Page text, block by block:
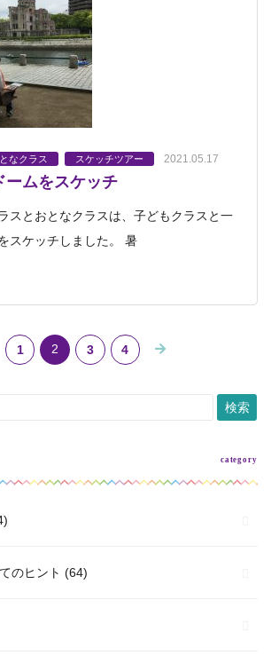
なクラス スケッチツアー 2021.05.17
ームをスケッチ
スとおとなクラスは、子どもクラスと一
スケッチしました。 暑
1 2 3 4
のヒント (64)